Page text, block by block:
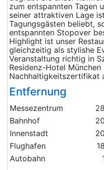
zum entspannten Tagen
seiner attraktiven Lage
Tagungsgästen beliebt,
entspannten Stopover
Highlight ist unser
gleichzeitig als stylishe
Veranstaltung richtig in
Residenz-Hotel
Nachhaltigkeitszertifikat
Entfernung
Messezentrum
Bahnhof
Innenstadt
Flughafen
Autobahn